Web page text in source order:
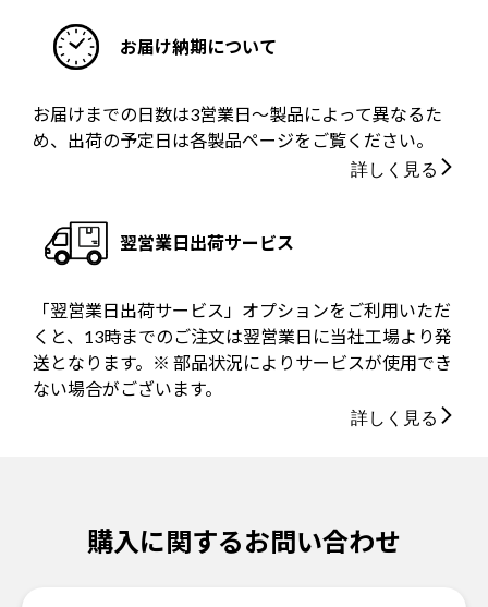
お届け納期について
お届けまでの日数は3営業日～製品によって異なるた
め、出荷の予定日は各製品ページをご覧ください。
詳しく見る
翌営業日出荷サービス
「翌営業日出荷サービス」オプションをご利用いただ
くと、13時までのご注文は翌営業日に当社工場より発
送となります。※ 部品状況によりサービスが使用でき
ない場合がございます。
詳しく見る
購入に関するお問い合わせ